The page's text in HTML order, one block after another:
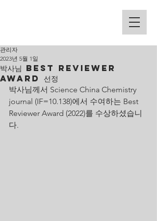
박사님 Best Reviewer
Award 선정
관리자
2023년 5월 1일
박사님께서 Science China Chemistry
journal (IF=10.138)에서 수여하는 Best
Reviewer Award (2022)를 수상하셨습니
다.